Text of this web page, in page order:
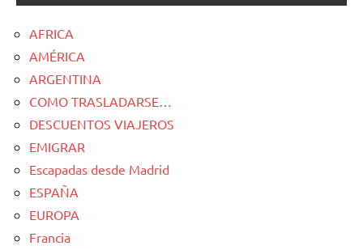
AFRICA
AMÉRICA
ARGENTINA
COMO TRASLADARSE…
DESCUENTOS VIAJEROS
EMIGRAR
Escapadas desde Madrid
ESPAÑA
EUROPA
Francia